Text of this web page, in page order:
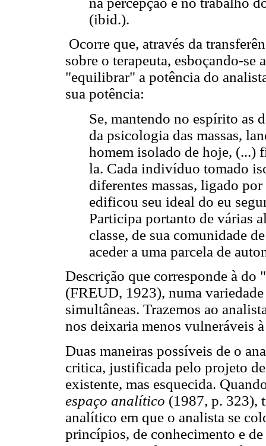
(ibid.).
Ocorre que, através da
sobre o terapeuta, esboçando-
"equilibrar" a potência do
sua potência:
Se, mantendo no espírito as
da psicologia das massas,
homem isolado de hoje, (...)
la. Cada indivíduo tomado
diferentes massas, ligado
edificou seu ideal do eu
Participa portanto de várias
classe, de sua comunidade
aceder a uma parcela de
Descrição que corresponde à
(FREUD, 1923), numa
simultâneas. Trazemos ao
nos deixaria menos vulneráveis
Duas maneiras possíveis de o
critica, justificada pelo projeto
existente, mas esquecida.
espaço analítico (1987, p. 323),
analítico em que o analista se
princípios, de conhecimento e